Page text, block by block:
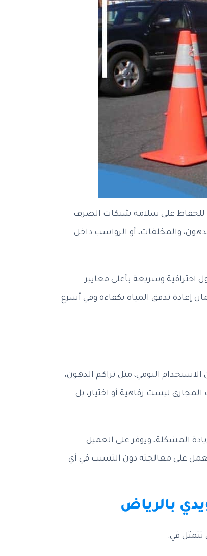
للحفاظ على سلامة شبكات الصرف
والمخلفات، أو الرواسب داخل
وسريعة بأعلى معايير
إعادة تدفق المياه بكفاءة وفي أسرع
اليومي، مثل تراكم الدهون،
ليست رفاهية أو اختيار، بل
المشكلة، ويوفر على العميل
على معالجته دون التسبب في أي
بالرياض
في: